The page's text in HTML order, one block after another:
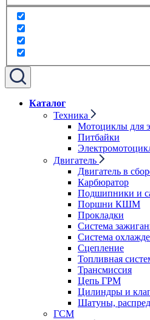
Каталог
Техника
Мотоциклы для
Питбайки
Двигатель
Двигатель в
Карбюратор
Подшипники и
Поршни КШМ
Прокладки
Система
Система
Сцепление
Топливная
Трансмиссия
Цепь ГРМ
Цилиндры и
Шатуны,
ГСМ